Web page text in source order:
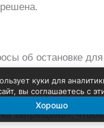
об остановке
3: можно ли
запрещена»,
куки для
вы соглашаетесь с
Хорошо